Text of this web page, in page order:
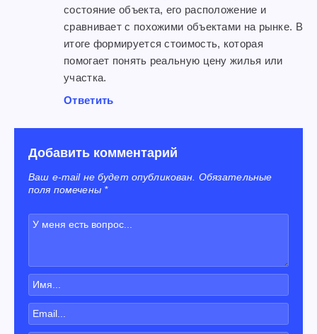
состояние объекта, его расположение и
сравнивает с похожими объектами на рынке. В
итоге формируется стоимость, которая
помогает понять реальную цену жилья или
участка.
Ответить
Добавить комментарий
Ваш e-mail не будет опубликован. Обязательные
поля помечены *